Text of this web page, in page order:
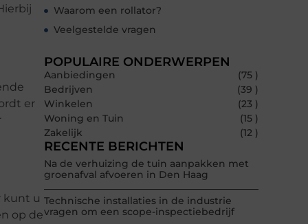
er
kunt u
op de
Waarom een rollator?
Veelgestelde vragen
POPULAIRE ONDERWERPEN
Aanbiedingen
(75 )
Bedrijven
(39 )
Winkelen
(23 )
Woning en Tuin
(15 )
Zakelijk
(12 )
RECENTE BERICHTEN
Na de verhuizing de tuin aanpakken met
groenafval afvoeren in Den Haag
Technische installaties in de industrie
vragen om een scope-inspectiebedrijf